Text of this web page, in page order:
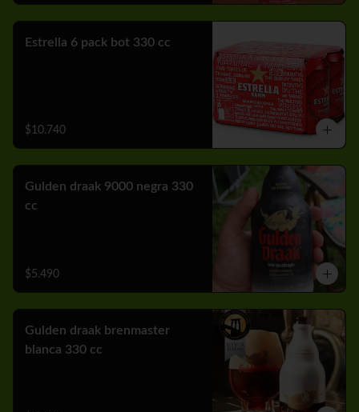
Estrella 6 pack bot 330 cc
$10.740
Gulden draak 9000 negra 330
cc
$5.490
Gulden draak brenmaster
blanca 330 cc